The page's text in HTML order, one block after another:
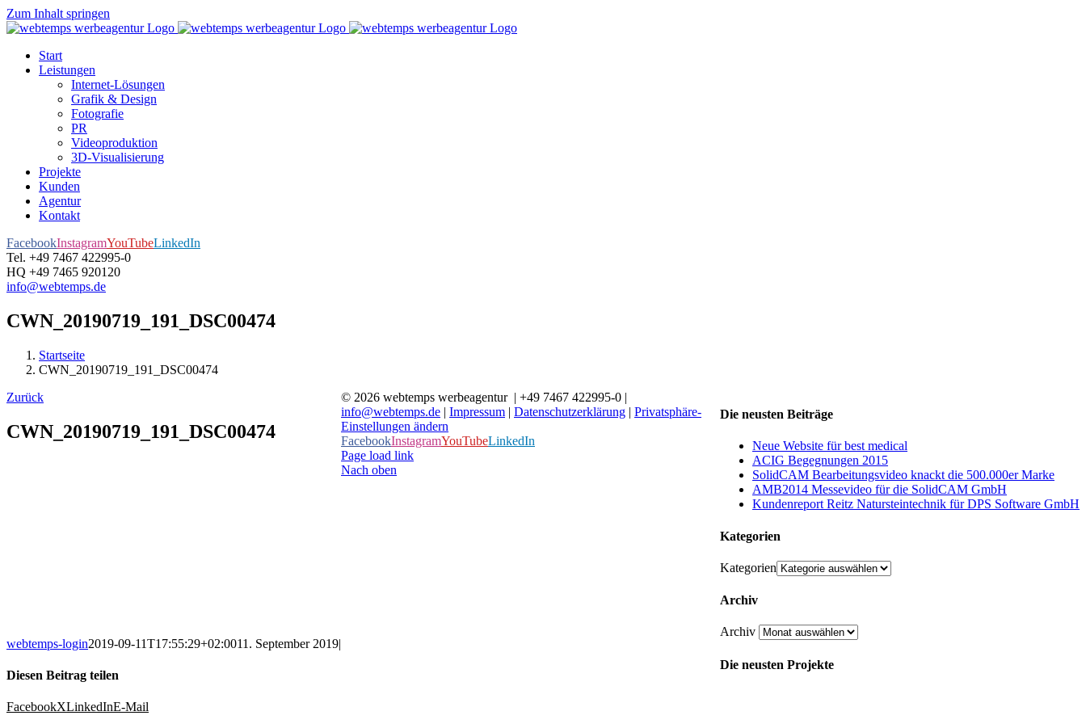
Zum Inhalt springen
Start
Leistungen
Internet-Lösungen
Grafik & Design
Fotografie
PR
Videoproduktion
3D-Visualisierung
Projekte
Kunden
Agentur
Kontakt
FacebookInstagramYouTubeLinkedIn
Tel. +49 7467 422995-0
HQ +49 7465 920120
info@webtemps.de
CWN_20190719_191_DSC00474
Startseite
CWN_20190719_191_DSC00474
Zurück
CWN_20190719_191_DSC00474
webtemps-login2019-09-11T17:55:29+02:0011. September 2019|
Diesen Beitrag teilen
FacebookXLinkedInE-Mail
Die neusten Beiträge
Neue Website für best medical
ACIG Begegnungen 2015
SolidCAM Bearbeitungsvideo knackt die 500.000er Marke
AMB2014 Messevideo für die SolidCAM GmbH
Kundenreport Reitz Natursteintechnik für DPS Software GmbH
Kategorien
Kategorien
Archiv
Archiv
Die neusten Projekte
© 2026 webtemps werbeagentur | +49 7467 422995-0 |
info@webtemps.de | Impressum | Datenschutzerklärung | Privatsphäre-
Einstellungen ändern
FacebookInstagramYouTubeLinkedIn
Page load link
Nach oben